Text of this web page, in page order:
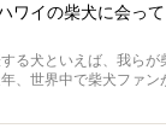
それぞれの個体を見て
とは言えないような気
にならない」などとい
にやるべきことがある
犬に関わる方たちすべ
ハワイの柴犬に会っ
る犬といえば、我らが
、世界中で柴犬ファ
ライフ」が目をつけた